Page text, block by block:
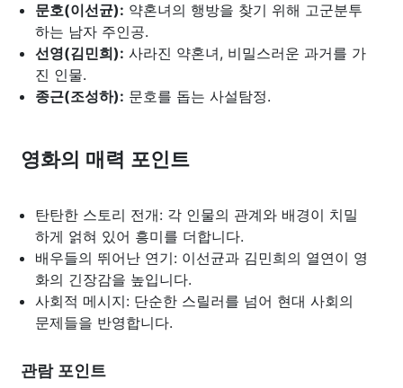
문호(이선균): 약혼녀의 행방을 찾기 위해 고군분투
하는 남자 주인공.
선영(김민희): 사라진 약혼녀, 비밀스러운 과거를 가
진 인물.
종근(조성하): 문호를 돕는 사설탐정.
영화의 매력 포인트
탄탄한 스토리 전개: 각 인물의 관계와 배경이 치밀
하게 얽혀 있어 흥미를 더합니다.
배우들의 뛰어난 연기: 이선균과 김민희의 열연이 영
화의 긴장감을 높입니다.
사회적 메시지: 단순한 스릴러를 넘어 현대 사회의
문제들을 반영합니다.
관람 포인트